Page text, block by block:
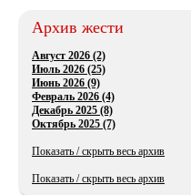
Архив жести
Август 2026 (2)
Июль 2026 (25)
Июнь 2026 (9)
Февраль 2026 (4)
Декабрь 2025 (8)
Октябрь 2025 (7)
Показать / скрыть весь архив
Показать / скрыть весь архив